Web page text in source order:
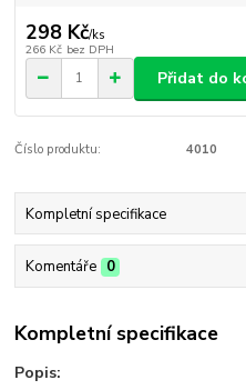
298 Kč/ks
266 Kč bez DPH
Přidat do
Číslo produktu: 4010
Kompletní specifikace
Komentáře 0
Kompletní specifikace
Popis: